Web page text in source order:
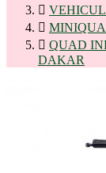


 QUAD
DAKAR